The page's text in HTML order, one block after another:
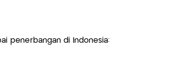
penerbangan di Indonesia: